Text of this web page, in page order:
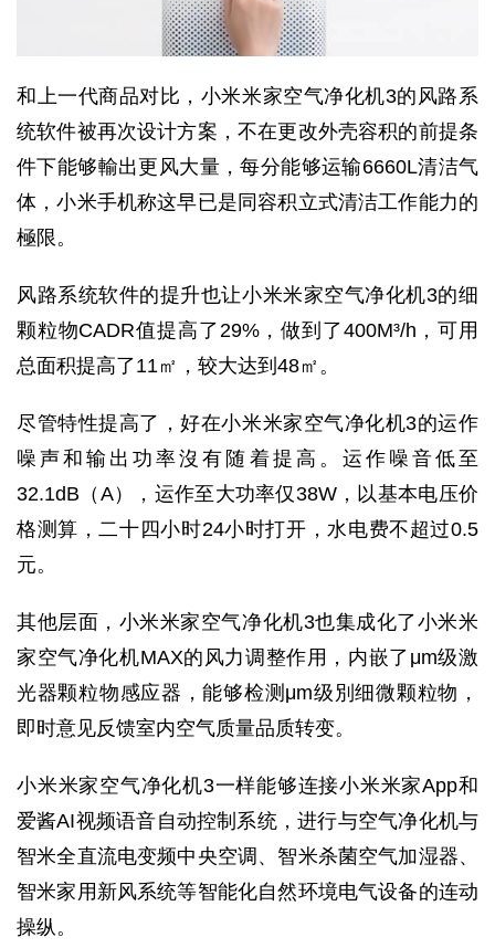
和上一代商品对比，小米米家空气净化机3的风路系
统软件被再次设计方案，不在更改外壳容积的前提条
件下能够輸出更风大量，每分能够运输6660L清洁气
体，小米手机称这早已是同容积立式清洁工作能力的
極限。
风路系统软件的提升也让小米米家空气净化机3的细
颗粒物CADR值提高了29%，做到了400M³/h，可用
总面积提高了11㎡，较大达到48㎡。
尽管特性提高了，好在小米米家空气净化机3的运作
噪声和输出功率沒有随着提高。运作噪音低至
32.1dB（A），运作至大功率仅38W，以基本电压价
格测算，二十四小时24小时打开，水电费不超过0.5
元。
其他层面，小米米家空气净化机3也集成化了小米米
家空气净化机MAX的风力调整作用，内嵌了μm级激
光器颗粒物感应器，能够检测μm级別细微颗粒物，
即时意见反馈室内空气质量品质转变。
小米米家空气净化机3一样能够连接小米米家App和
爱酱AI视频语音自动控制系统，进行与空气净化机与
智米全直流电变频中央空调、智米杀菌空气加湿器、
智米家用新风系统等智能化自然环境电气设备的连动
操纵。